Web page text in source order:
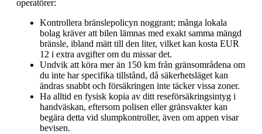
operatörer:
Kontrollera bränslepolicyn noggrant; många lokala
bolag kräver att bilen lämnas med exakt samma mängd
bränsle, ibland mätt till den liter, vilket kan kosta EUR
12 i extra avgifter om du missar det.
Undvik att köra mer än 150 km från gränsområdena om
du inte har specifika tillstånd, då säkerhetsläget kan
ändras snabbt och försäkringen inte täcker vissa zoner.
Ha alltid en fysisk kopia av ditt reseförsäkringsintyg i
handväskan, eftersom polisen eller gränsvakter kan
begära detta vid slumpkontroller, även om appen visar
bevisen.